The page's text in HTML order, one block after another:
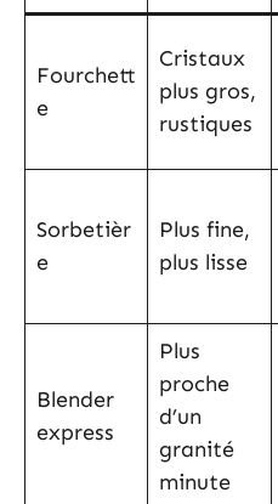
Fourchett
e
Cristaux
plus gros,
rustiques
Sorbetièr
e
Plus fine,
plus lisse
Blender
express
Plus
proche
d’un
granité
minute